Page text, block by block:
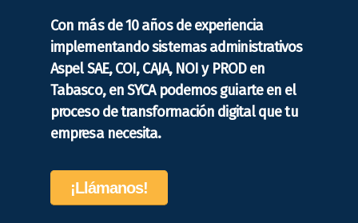
Con más de 10 años de experiencia
implementando sistemas administrativos
Aspel SAE, COI, CAJA, NOI y PROD en
Tabasco, en SYCA podemos guiarte en el
proceso de transformación digital que tu
empresa necesita.
¡Llámanos!